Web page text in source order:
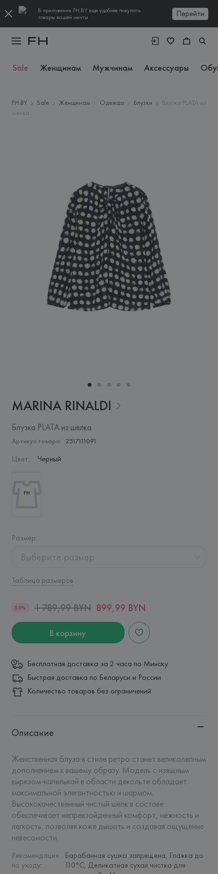
В приложении FH.BY еще удобнее покупать
товары вашей мечты
Перейти
Sale Женщинам Мужчинам Аксессуары
FH.BY Sale Женщинам Одежда Блузки
Блузка PLATA из
шелка
MARINA RINALDI
Блузка PLATA из шелка
Артикул товара: 2517111091
Цвет: Черный
Размер:
Выберите размер
Таблица размеров
50% 1 789,99 BYN 899,99 BYN
В корзину
Бесплатная доставка за 2 часа по Минску
Быстрая доставка по Беларуси и России
Количество товаров без ограничений
Описание
Женственная блуза в стиле ретро станет великолепным
дополнением к вашему образу. Модель с изящным
вырезом-капелькой в области декольте обладает
максимальной элегантностью и шармом.
Высококачественный чистый шелк в составе
обеспечивает непревзойденный комфорт, нежность и
легкость, позволяя коже дышать и создавая ощущение
невесомости.
Рекомендация
по уходу:
Барабанная сушка запрещена, Глажка до
110°C, Деликатная сухая чистка для